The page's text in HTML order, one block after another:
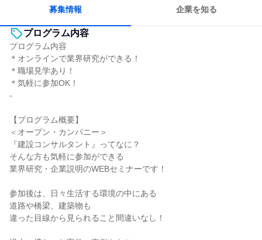
募集情報 企業を知る
プログラム内容
プログラム内容
＊オンラインで業界研究ができる！
＊職場見学あり！
＊気軽に参加OK！
-
【プログラム概要】
＜オープン・カンパニー＞
『建設コンサルタント』ってなに？
そんな方も気軽に参加ができる
業界研究・企業説明のWEBセミナーです！
参加後は、日々生活する環境の中にある
道路や橋梁、建築物も
違った目線から見られること間違いなし！